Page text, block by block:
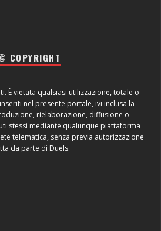
COPYRIGHT
È vietata qualsiasi utilizzazione, totale o
nel presente portale, ivi inclusa la
rielaborazione, diffusione o
stessi mediante qualunque piattaforma
telematica, senza previa autorizzazione
da parte di Duels.